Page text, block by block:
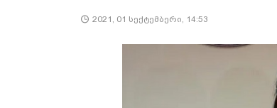
2021, 01 სექტემბერი, 14:53